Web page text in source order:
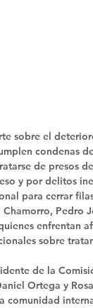
sobre el
condenas
de presos
y por delitos
para cerrar
Pedro
enfrentan
sobre
de la
Ortega y
comunidad